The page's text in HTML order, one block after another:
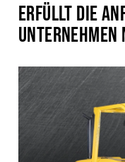
ERFÜLLT DIE
UNTERNEHMEN